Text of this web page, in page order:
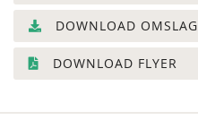
DOWNLOAD OMSLAG
DOWNLOAD FLYER